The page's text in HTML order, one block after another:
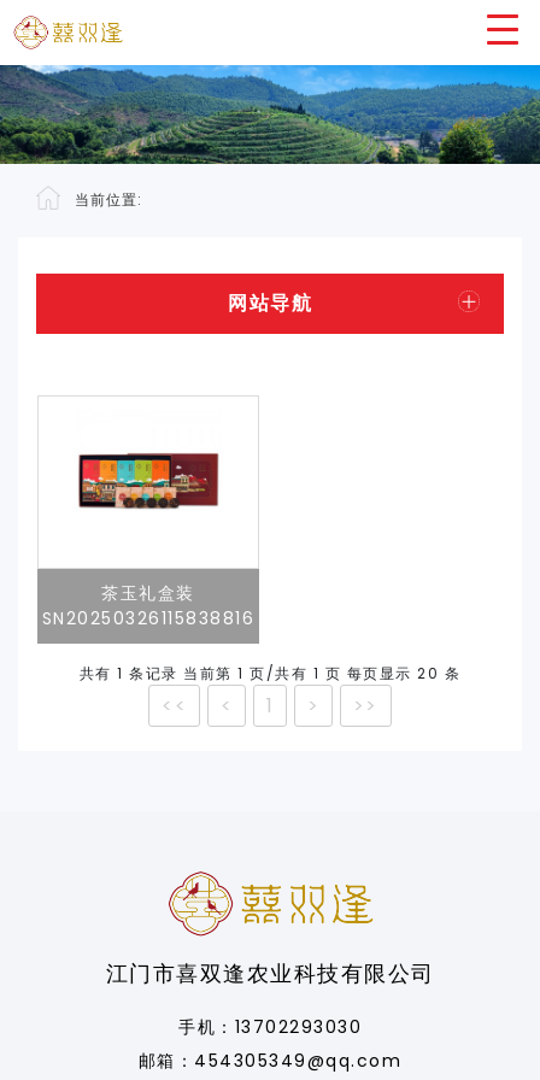
当前位置:
网站导航
茶玉礼盒装
SN20250326115838816
共有 1 条记录 当前第 1 页/共有 1 页 每页显示 20 条
<< < 1 > >>
江门市喜双逢农业科技有限公司
手机：13702293030
邮箱：454305349@qq.com